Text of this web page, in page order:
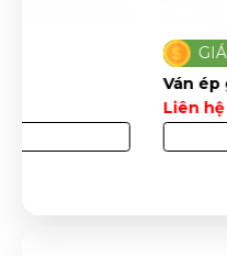
GIÁ TỐT NHẤT
Ván ép ghế bar 7